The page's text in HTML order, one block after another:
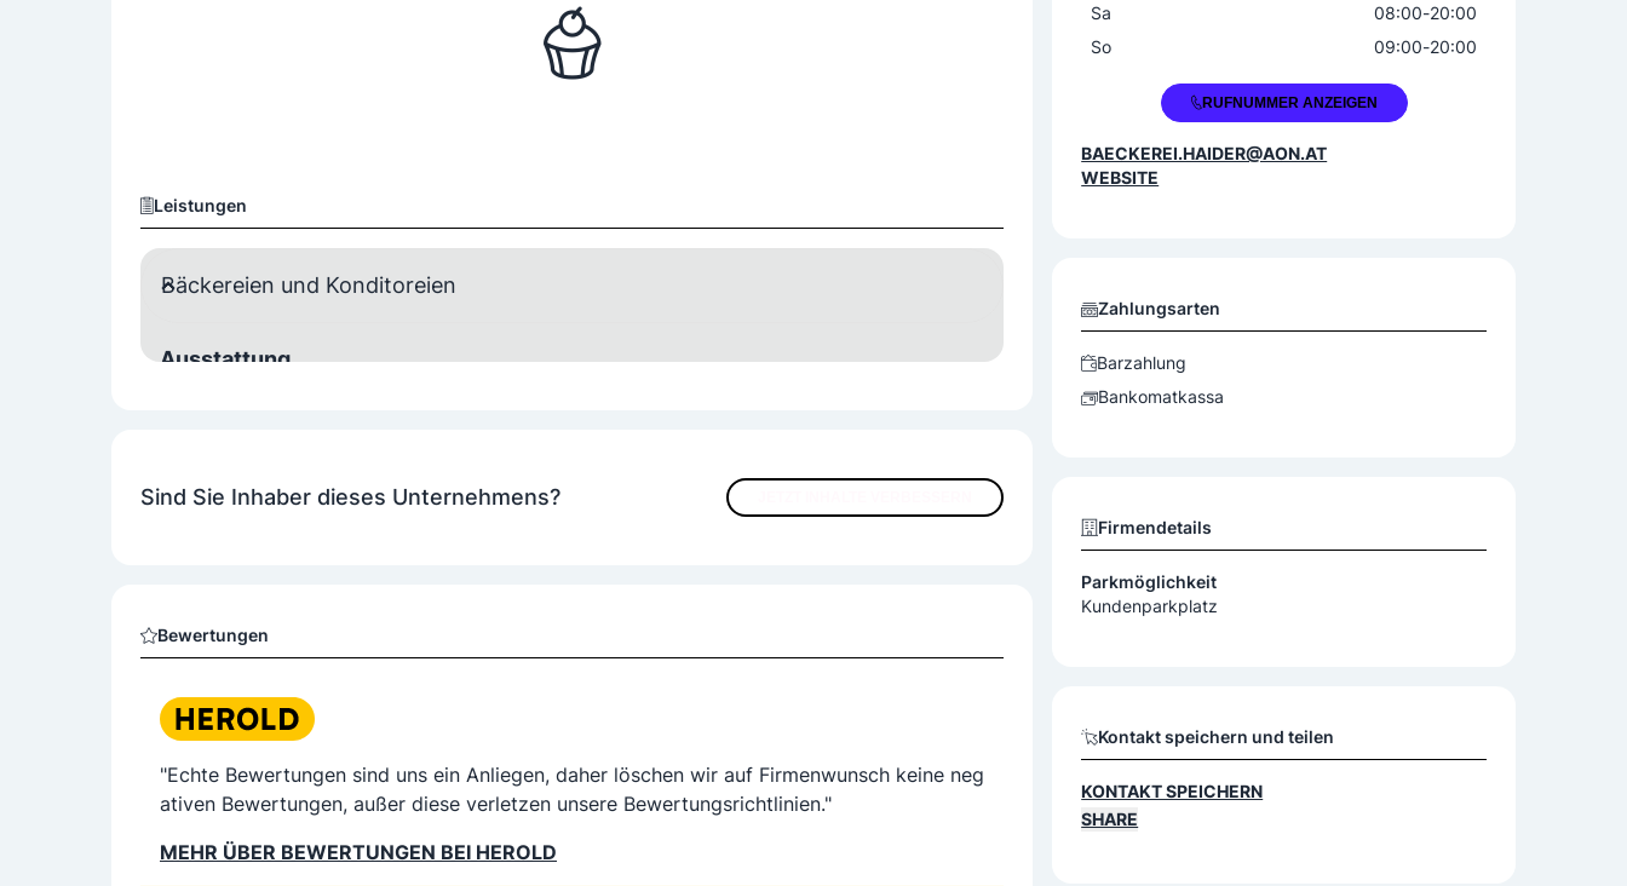
Leistungen
Bäckereien und Konditoreien
Ausstattung
Sind Sie Inhaber dieses Unternehmens?
Bewertungen
"Echte Bewertungen sind uns ein Anliegen, daher löschen wir auf Firmenwunsch keine neg
ativen Bewertungen, außer diese verletzen unsere Bewertungsrichtlinien."
MEHR ÜBER BEWERTUNGEN BEI HEROLD
Sa
08:00-20:00
So
09:00-20:00
+43 3170 216RUFNUMMER ANZEIGEN
BAECKEREI.HAIDER@AON.AT
WEBSITE
Zahlungsarten
Barzahlung
Bankomatkassa
Firmendetails
Parkmöglichkeit
Kundenparkplatz
Kontakt speichern und teilen
KONTAKT SPEICHERN
SHARE